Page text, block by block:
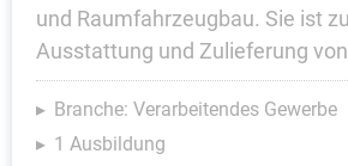
und Raumfahrzeugbau. Sie ist
Ausstattung und Zulieferung
Branche: Verarbeitendes Gewerbe
1 Ausbildung